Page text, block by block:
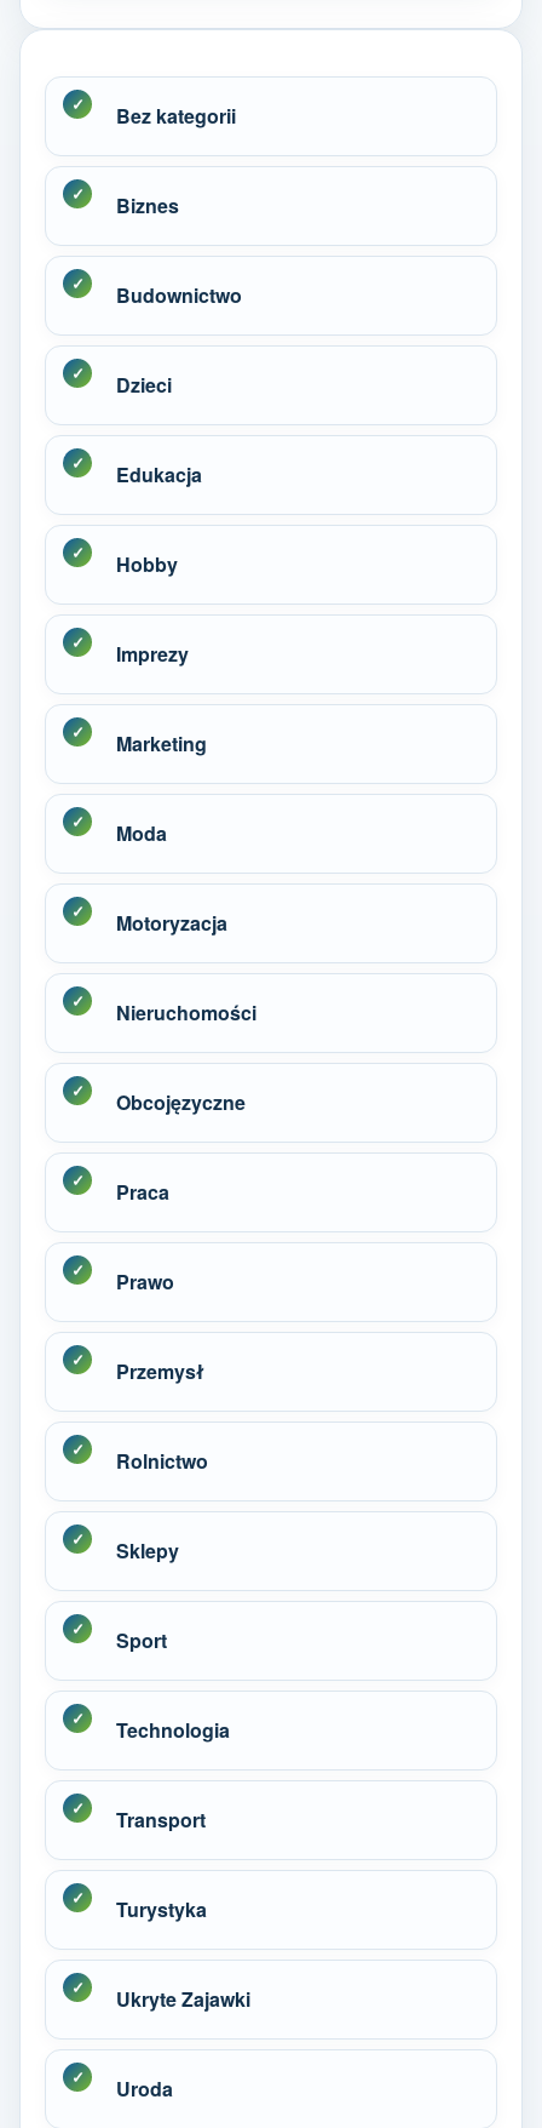
Bez kategorii
Biznes
Budownictwo
Dzieci
Edukacja
Hobby
Imprezy
Marketing
Moda
Motoryzacja
Nieruchomości
Obcojęzyczne
Praca
Prawo
Przemysł
Rolnictwo
Sklepy
Sport
Technologia
Transport
Turystyka
Ukryte Zajawki
Uroda